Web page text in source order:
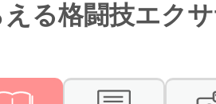
る格闘技エク